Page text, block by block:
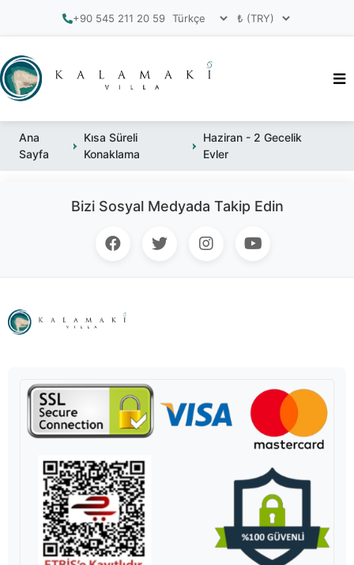
+90 545 211 20 59
Ana
Sayfa
Kısa Süreli
Konaklama
Haziran - 2 Gecelik
Evler
Bizi Sosyal Medyada Takip Edin